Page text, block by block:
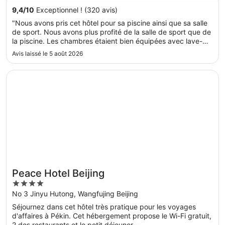
9,4/10 Exceptionnel ! (320 avis)
"Nous avons pris cet hôtel pour sa piscine ainsi que sa salle
de sport. Nous avons plus profité de la salle de sport que de
la piscine. Les chambres étaient bien équipées avec lave-
linge etc. Point négatif, il y a une cour fermée et les fenetre
régulièrement ..."
Avis laissé le 5 août 2026
Peace Hotel Beijing
4
out
of
5
No 3 Jinyu Hutong, Wangfujing Beijing
Séjournez dans cet hôtel très pratique pour les voyages
d'affaires à Pékin. Cet hébergement propose le Wi-Fi gratuit,
S’ouvre dans une nouvelle fenêtre
Peace Hotel Beijing